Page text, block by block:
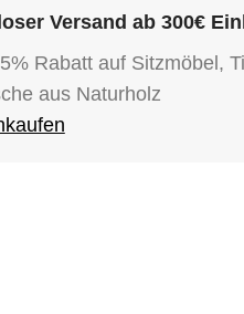
Versand ab 300€
Rabatt auf Sitzmöbel,
aus Naturholz